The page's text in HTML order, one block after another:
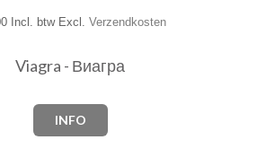
Incl. btw Excl. Verzendkosten
Viagra - Виагра­
INFO